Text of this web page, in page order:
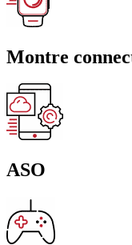
Montre
ASO